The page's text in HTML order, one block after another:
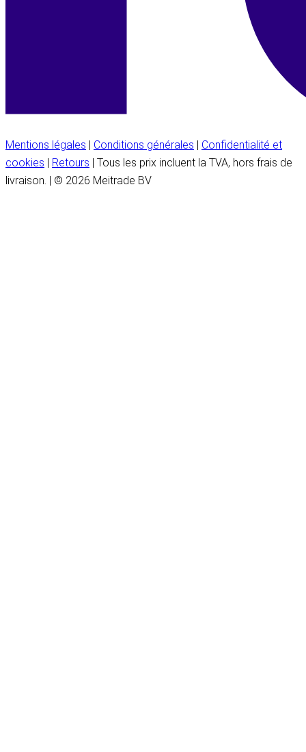
Mentions légales | Conditions générales | Confidentialité et
cookies | Retours | Tous les prix incluent la TVA, hors frais de
livraison. | © 2026 Meitrade BV